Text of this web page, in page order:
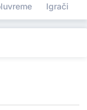
Igrači